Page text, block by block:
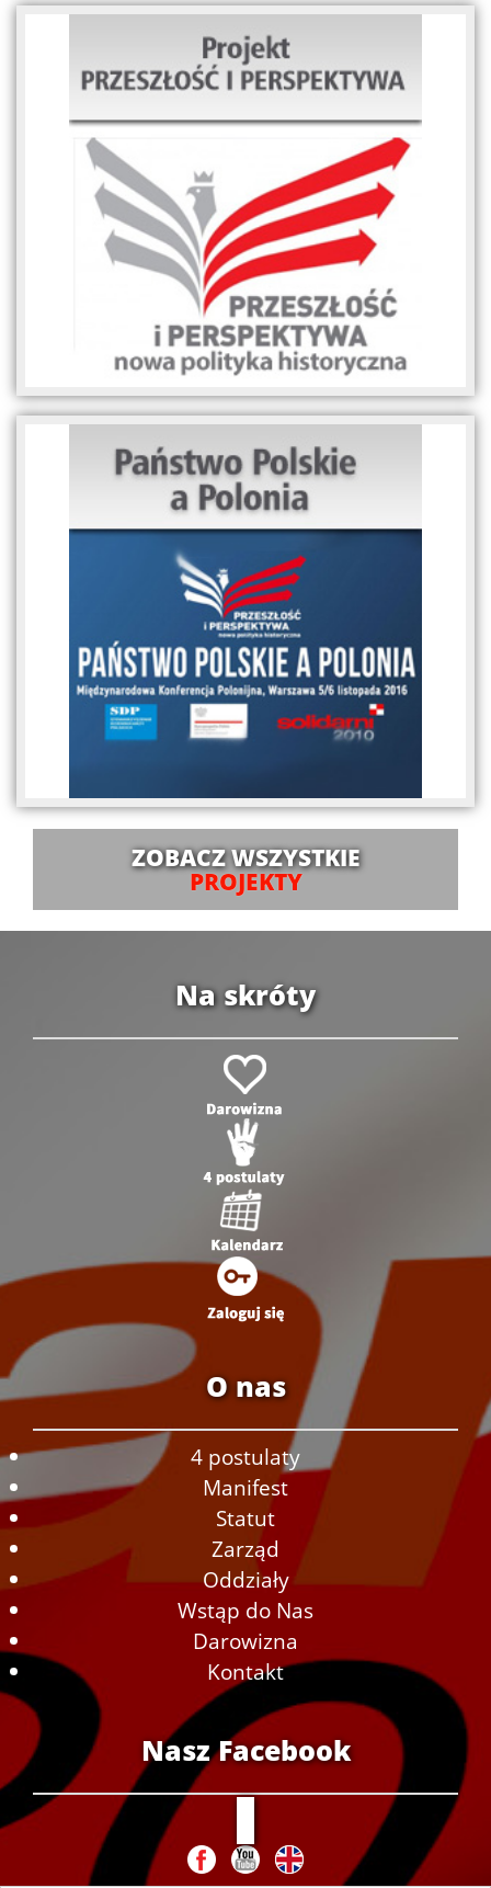
ZOBACZ WSZYSTKIE
PROJEKTY
Na skróty
O nas
4 postulaty
Manifest
Statut
Zarząd
Oddziały
Wstąp do Nas
Darowizna
Kontakt
Nasz Facebook